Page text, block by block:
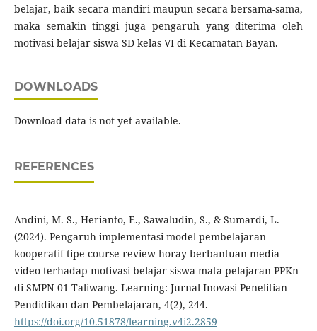
belajar, baik secara mandiri maupun secara bersama-sama,
maka semakin tinggi juga pengaruh yang diterima oleh
motivasi belajar siswa SD kelas VI di Kecamatan Bayan.
DOWNLOADS
Download data is not yet available.
REFERENCES
Andini, M. S., Herianto, E., Sawaludin, S., & Sumardi, L.
(2024). Pengaruh implementasi model pembelajaran
kooperatif tipe course review horay berbantuan media
video terhadap motivasi belajar siswa mata pelajaran PPKn
di SMPN 01 Taliwang. Learning: Jurnal Inovasi Penelitian
Pendidikan dan Pembelajaran, 4(2), 244.
https://doi.org/10.51878/learning.v4i2.2859